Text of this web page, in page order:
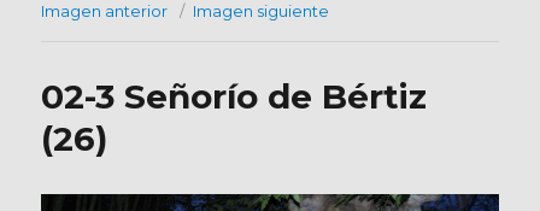
Imagen anterior Imagen siguiente
02-3 Señorío de Bértiz
(26)